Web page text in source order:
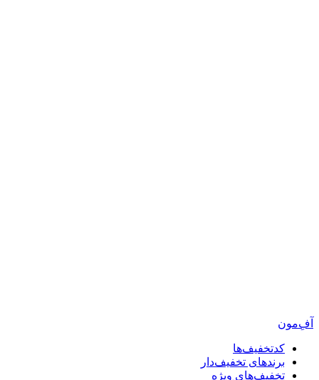
آفِ‌مون
کدتخفیف‌ها
برندهای تخفیف‌دار
تخفیف‌های ویژه